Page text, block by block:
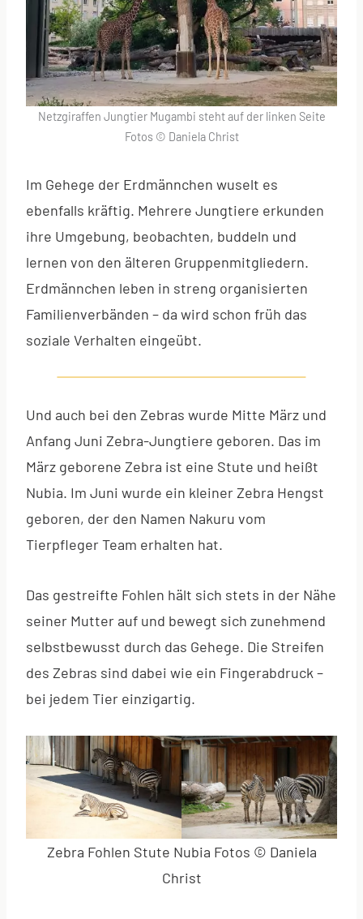
Netzgiraffen Jungtier Mugambi steht auf der linken Seite
Fotos © Daniela Christ
Im Gehege der Erdmännchen wuselt es
ebenfalls kräftig. Mehrere Jungtiere erkunden
ihre Umgebung, beobachten, buddeln und
lernen von den älteren Gruppenmitgliedern.
Erdmännchen leben in streng organisierten
Familienverbänden – da wird schon früh das
soziale Verhalten eingeübt.
Und auch bei den Zebras wurde Mitte März und
Anfang Juni Zebra-Jungtiere geboren. Das im
März geborene Zebra ist eine Stute und heißt
Nubia. Im Juni wurde ein kleiner Zebra Hengst
geboren, der den Namen Nakuru vom
Tierpfleger Team erhalten hat.
Das gestreifte Fohlen hält sich stets in der Nähe
seiner Mutter auf und bewegt sich zunehmend
selbstbewusst durch das Gehege. Die Streifen
des Zebras sind dabei wie ein Fingerabdruck –
bei jedem Tier einzigartig.
Zebra Fohlen Stute Nubia Fotos © Daniela
Christ